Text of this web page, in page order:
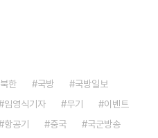
북한 국방
국방일보
임영식기자 무기
이벤트
항공기 중국
국군방송